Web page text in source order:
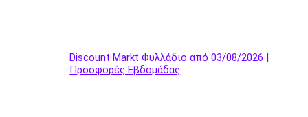
Discount Markt Φυλλάδιο από 03/08/2026 |
Προσφορές Εβδομάδας